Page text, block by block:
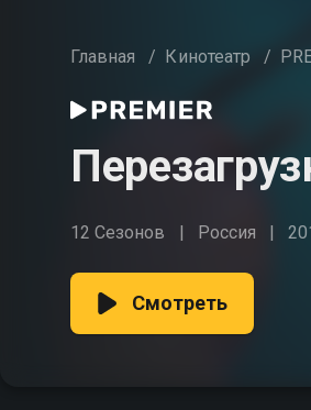
Главная / Кинотеатр /
12 Сезонов Россия
Смотреть